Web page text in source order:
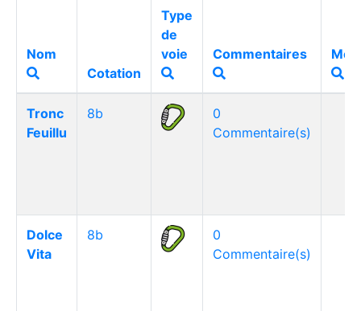
Nom
Cotation
Type
de
voie
Commentaires
Tronc
Feuillu
8b
0
Commentaire(s)
Dolce
Vita
8b
0
Commentaire(s)